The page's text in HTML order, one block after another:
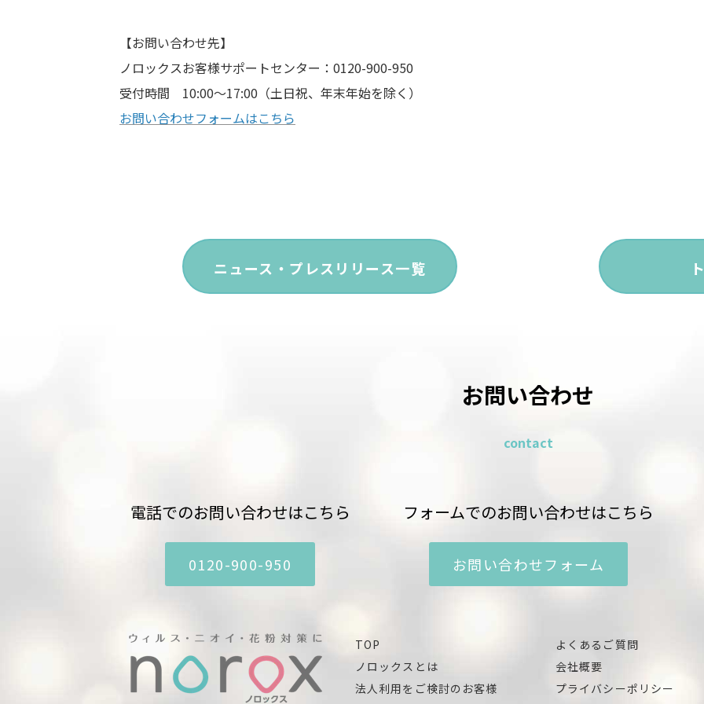
【お問い合わせ先】
ノロックスお客様サポートセンター：0120-900-950
受付時間 10:00～17:00（土日祝、年末年始を除く）
お問い合わせフォームはこちら
ニュース・プレスリリース一覧
お問い合わせ
contact
電話でのお問い合わせはこちら
0120-900-950
フォームでのお問い合わせはこちら
お問い合わせフォーム
TOP
ノロックスとは
法人利用をご検討のお客様
よくあるご質問
会社概要
プライバシーポリシー